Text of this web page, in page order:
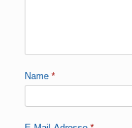
Name *